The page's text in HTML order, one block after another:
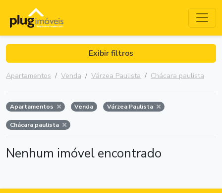
Exibir filtros
Apartamentos Venda Várzea Paulista Chácara paulista
Apartamentos Venda Várzea Paulista
Chácara paulista
Nenhum imóvel encontrado